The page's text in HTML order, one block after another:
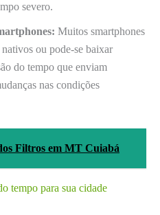
severo.
Muitos smartphones
ou pode-se baixar
do tempo que enviam
nas condições
Filtros em MT Cuiabá
tempo para sua cidade